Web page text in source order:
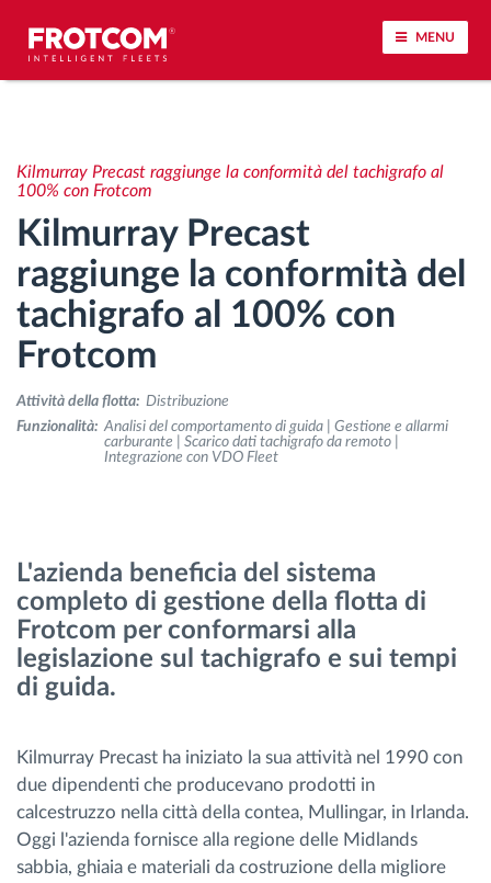
MENU
Analisi dello stile di guida
Monitoraggio dei tempi di guida
Gestione delle forza lavoro
Download remoto del cronotachigrafo
Controllo accessi
Pianificazione dei percorsi e monitoraggio
Identificazione automatica del conducente
Scopri tutte le caratteristiche
Come risolviamo tutte le attività della flotta
Scopri quanto risparmi
Kilmurray Precast raggiunge la conformità del tachigrafo al
100% con Frotcom
Kilmurray Precast
raggiunge la conformità del
tachigrafo al 100% con
Frotcom
Attività della flotta: Distribuzione
Funzionalità: Analisi del comportamento di guida | Gestione e allarmi
carburante | Scarico dati tachigrafo da remoto |
Integrazione con VDO Fleet
L'azienda beneficia del sistema
completo di gestione della flotta di
Frotcom per conformarsi alla
legislazione sul tachigrafo e sui tempi
di guida.
Kilmurray Precast ha iniziato la sua attività nel 1990 con
due dipendenti che producevano prodotti in
calcestruzzo nella città della contea, Mullingar, in Irlanda.
Oggi l'azienda fornisce alla regione delle Midlands
sabbia, ghiaia e materiali da costruzione della migliore